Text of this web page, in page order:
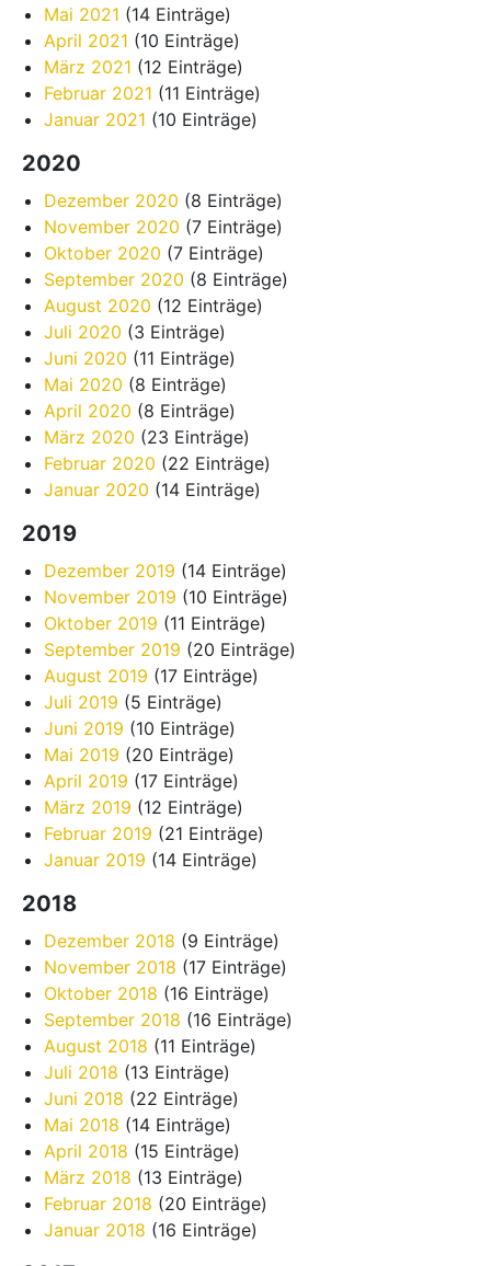
Mai 2021 (14 Einträge)
April 2021 (10 Einträge)
März 2021 (12 Einträge)
Februar 2021 (11 Einträge)
Januar 2021 (10 Einträge)
2020
Dezember 2020 (8 Einträge)
November 2020 (7 Einträge)
Oktober 2020 (7 Einträge)
September 2020 (8 Einträge)
August 2020 (12 Einträge)
Juli 2020 (3 Einträge)
Juni 2020 (11 Einträge)
Mai 2020 (8 Einträge)
April 2020 (8 Einträge)
März 2020 (23 Einträge)
Februar 2020 (22 Einträge)
Januar 2020 (14 Einträge)
2019
Dezember 2019 (14 Einträge)
November 2019 (10 Einträge)
Oktober 2019 (11 Einträge)
September 2019 (20 Einträge)
August 2019 (17 Einträge)
Juli 2019 (5 Einträge)
Juni 2019 (10 Einträge)
Mai 2019 (20 Einträge)
April 2019 (17 Einträge)
März 2019 (12 Einträge)
Februar 2019 (21 Einträge)
Januar 2019 (14 Einträge)
2018
Dezember 2018 (9 Einträge)
November 2018 (17 Einträge)
Oktober 2018 (16 Einträge)
September 2018 (16 Einträge)
August 2018 (11 Einträge)
Juli 2018 (13 Einträge)
Juni 2018 (22 Einträge)
Mai 2018 (14 Einträge)
April 2018 (15 Einträge)
März 2018 (13 Einträge)
Februar 2018 (20 Einträge)
Januar 2018 (16 Einträge)